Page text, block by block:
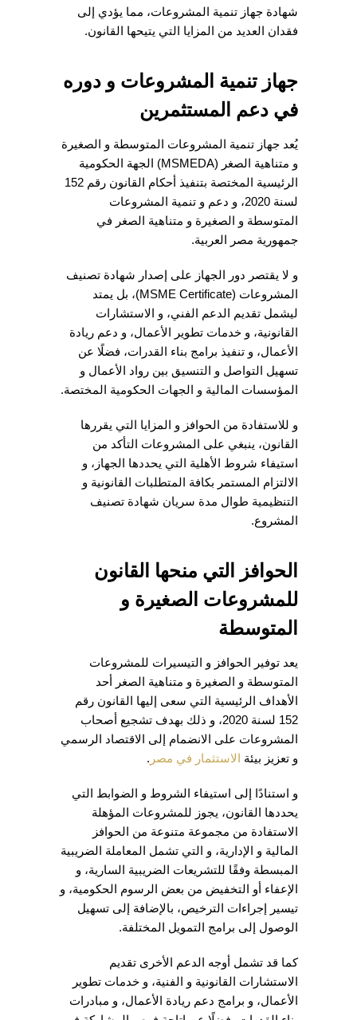
شهادة جهاز تنمية المشروعات، مما يؤدي إلى
فقدان العديد من المزايا التي يتيحها القانون.
جهاز تنمية المشروعات و دوره
في دعم المستثمرين
يُعد جهاز تنمية المشروعات المتوسطة و الصغيرة
و متناهية الصغر (MSMEDA) الجهة الحكومية
الرئيسية المختصة بتنفيذ أحكام القانون رقم 152
لسنة 2020، و دعم و تنمية المشروعات
المتوسطة و الصغيرة و متناهية الصغر في
جمهورية مصر العربية.
و لا يقتصر دور الجهاز على إصدار شهادة تصنيف
المشروعات (MSME Certificate)، بل يمتد
ليشمل تقديم الدعم الفني، و الاستشارات
القانونية، و خدمات تطوير الأعمال، و دعم ريادة
الأعمال، و تنفيذ برامج بناء القدرات، فضلًا عن
تسهيل التواصل و التنسيق بين رواد الأعمال و
المؤسسات المالية و الجهات الحكومية المختصة.
و للاستفادة من الحوافز و المزايا التي يقررها
القانون، ينبغي على المشروعات التأكد من
استيفاء شروط الأهلية التي يحددها الجهاز، و
الالتزام المستمر بكافة المتطلبات القانونية و
التنظيمية طوال مدة سريان شهادة تصنيف
المشروع.
الحوافز التي منحها القانون
للمشروعات الصغيرة و
المتوسطة
يعد توفير الحوافز و التيسيرات للمشروعات
المتوسطة و الصغيرة و متناهية الصغر أحد
الأهداف الرئيسية التي سعى إليها القانون رقم
152 لسنة 2020، و ذلك بهدف تشجيع أصحاب
المشروعات على الانضمام إلى الاقتصاد الرسمي
و تعزيز بيئة الاستثمار في مصر .
و استنادًا إلى استيفاء الشروط و الضوابط التي
يحددها القانون، يجوز للمشروعات المؤهلة
الاستفادة من مجموعة متنوعة من الحوافز
المالية و الإدارية، و التي تشمل المعاملة الضريبية
المبسطة وفقًا للتشريعات الضريبية السارية، و
الإعفاء أو التخفيض من بعض الرسوم الحكومية، و
تيسير إجراءات الترخيص، بالإضافة إلى تسهيل
الوصول إلى برامج التمويل المختلفة.
كما قد تشمل أوجه الدعم الأخرى تقديم
الاستشارات القانونية و الفنية، و خدمات تطوير
الأعمال، و برامج دعم ريادة الأعمال، و مبادرات